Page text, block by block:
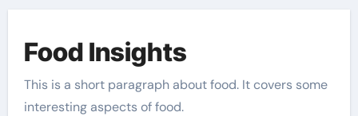
Food Insights
This is a short paragraph about food. It covers some
interesting aspects of food.